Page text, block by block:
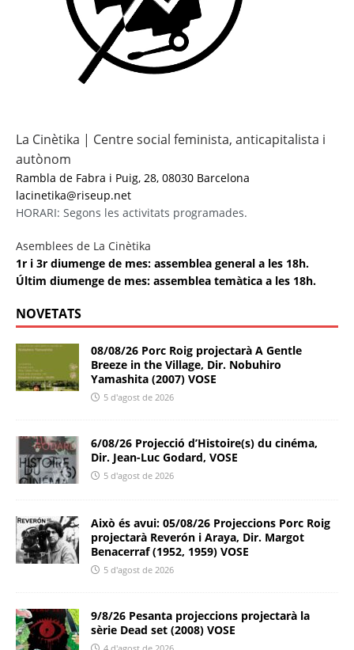
La Cinètika | Centre social feminista, anticapitalista i
autònom
Rambla de Fabra i Puig, 28, 08030 Barcelona
lacinetika@riseup.net
HORARI: Segons les activitats programades.
Asemblees de La Cinètika
1r i 3r diumenge de mes: assemblea general a les 18h.
Últim diumenge de mes: assemblea temàtica a les 18h.
NOVETATS
08/08/26 Porc Roig projectarà A Gentle
Breeze in the Village, Dir. Nobuhiro
Yamashita (2007) VOSE
5 d'agost de 2026
6/08/26 Projecció d’Histoire(s) du cinéma,
Dir. Jean-Luc Godard, VOSE
5 d'agost de 2026
Això és avui: 05/08/26 Projeccions Porc Roig
projectarà Reverón i Araya, Dir. Margot
Benacerraf (1952, 1959) VOSE
5 d'agost de 2026
9/8/26 Pesanta projeccions projectarà la
sèrie Dead set (2008) VOSE